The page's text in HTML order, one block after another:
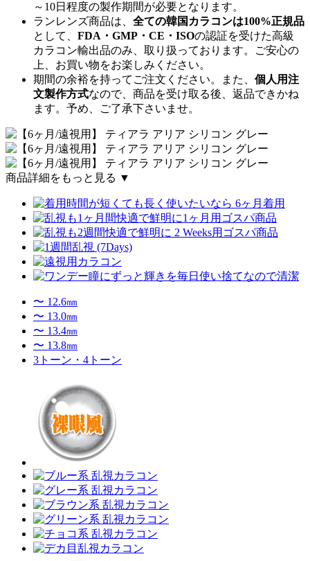
～10日程度の製作期間が必要となります。
ランレンズ商品は、 全ての韓国カラコンは100%正規品
として、 FDA・GMP・CE・ISOの認証を受けた高級
カラコン輸出品のみ、取り扱っております。ご安心の
上、お買い物をお楽しみください。
期間の余裕を持ってご注文ください。また、 個人用注
文製作方式なので、商品を受け取る後、返品できかね
ます。予め、ご了承下さいませ。
商品詳細をもっと見る ▼
〜 12.6㎜
〜 13.0㎜
〜 13.4㎜
〜 13.8㎜
3トーン・4トーン